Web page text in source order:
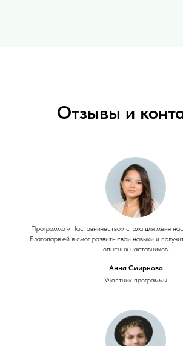
Отзывы и
Программа «Наставничество» стала для меня
Благодаря ей я смог развить свои навыки и
опытных наставников.
Анна Смирнова
Участник программы